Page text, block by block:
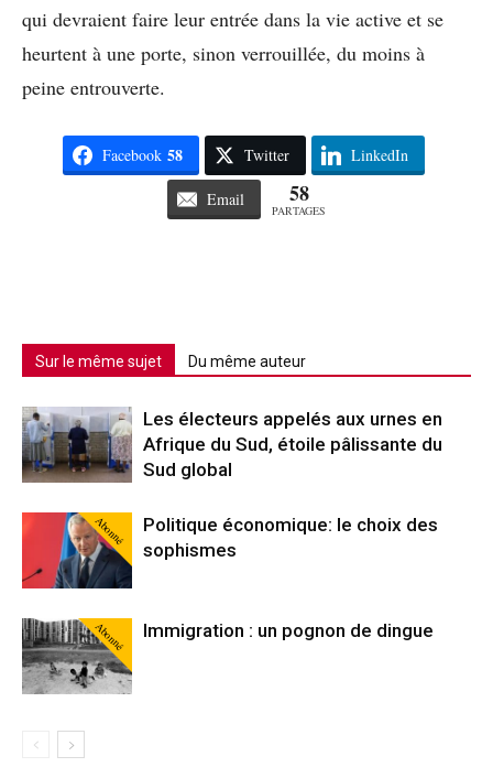
qui devraient faire leur entrée dans la vie active et se
heurtent à une porte, sinon verrouillée, du moins à
peine entrouverte.
Facebook 58 Twitter LinkedIn
Email 58
PARTAGES
Sur le même sujet Du même auteur
Les électeurs appelés aux urnes en
Afrique du Sud, étoile pâlissante du
Sud global
Abonné
Politique économique: le choix des
sophismes
Abonné Immigration : un pognon de dingue